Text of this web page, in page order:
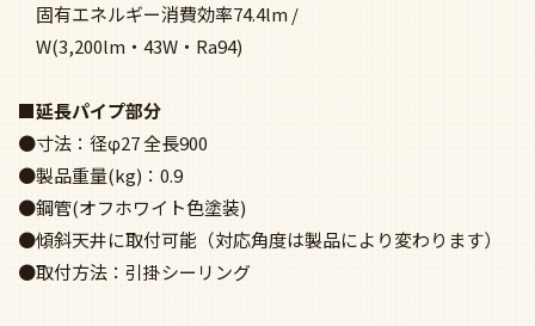
固有エネルギー消費効率74.4lm /
W(3,200lm・43W・Ra94)
■延長パイプ部分
●寸法：径φ27 全長900
●製品重量(kg)：0.9
●鋼管(オフホワイト色塗装)
●傾斜天井に取付可能（対応角度は製品により変わります）
●取付方法：引掛シーリング